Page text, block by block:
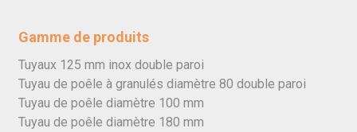
Gamme de produits
Tuyaux 125 mm inox double paroi
Tuyau de poêle à granulés diamètre 80 double paroi
Tuyau de poêle diamètre 100 mm
Tuyau de poêle diamètre 180 mm